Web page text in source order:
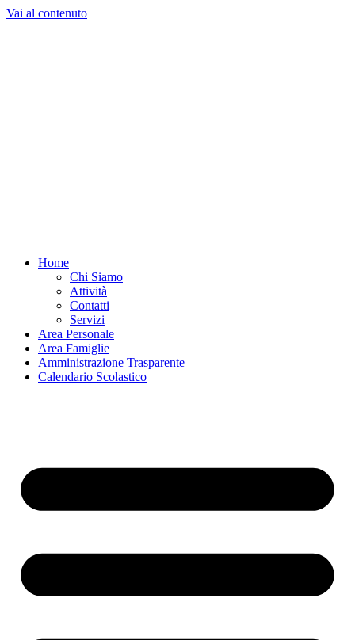
Vai al contenuto
Home
Chi Siamo
Attività
Contatti
Servizi
Area Personale
Area Famiglie
Amministrazione Trasparente
Calendario Scolastico